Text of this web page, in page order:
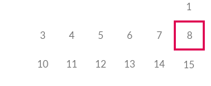
1
3 4 5 6 7 8
10 11 12 13 14 15